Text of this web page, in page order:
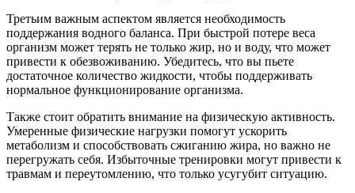
Третьим важным аспектом является необходимость
поддержания водного баланса. При быстрой потере веса
организм может терять не только жир, но и воду, что может
привести к обезвоживанию. Убедитесь, что вы пьете
достаточное количество жидкости, чтобы поддерживать
нормальное функционирование организма.
Также стоит обратить внимание на физическую активность.
Умеренные физические нагрузки помогут ускорить
метаболизм и способствовать сжиганию жира, но важно не
перегружать себя. Избыточные тренировки могут привести к
травмам и переутомлению, что только усугубит ситуацию.